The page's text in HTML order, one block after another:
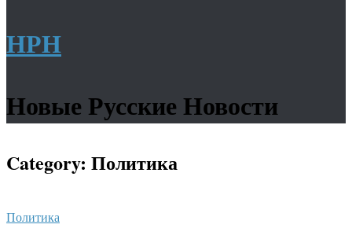
НРН
Новые Русские Новости
Category: Политика
Политика